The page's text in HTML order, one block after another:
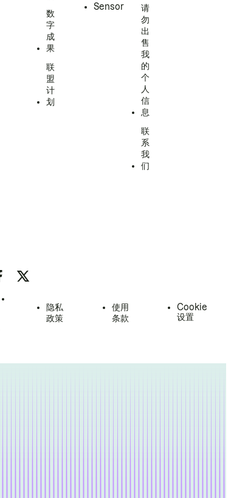
数
字
成
果
联
盟
计
划
Sensor
请
勿
出
售
我
的
个
人
信
息
联
系
我
们
隐私
政策
使用
条款
Cookie
设置